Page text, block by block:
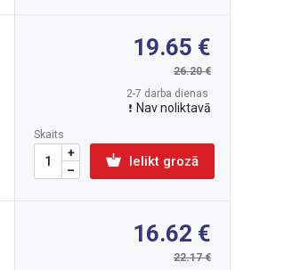
19.65
26.20
2-7 darba dienas
Nav noliktavā
Skaits
Ielikt grozā
16.62
22.17